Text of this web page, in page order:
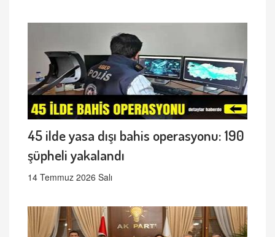
45 ilde yasa dışı bahis operasyonu: 190
şüpheli yakalandı
14 Temmuz 2026 Salı